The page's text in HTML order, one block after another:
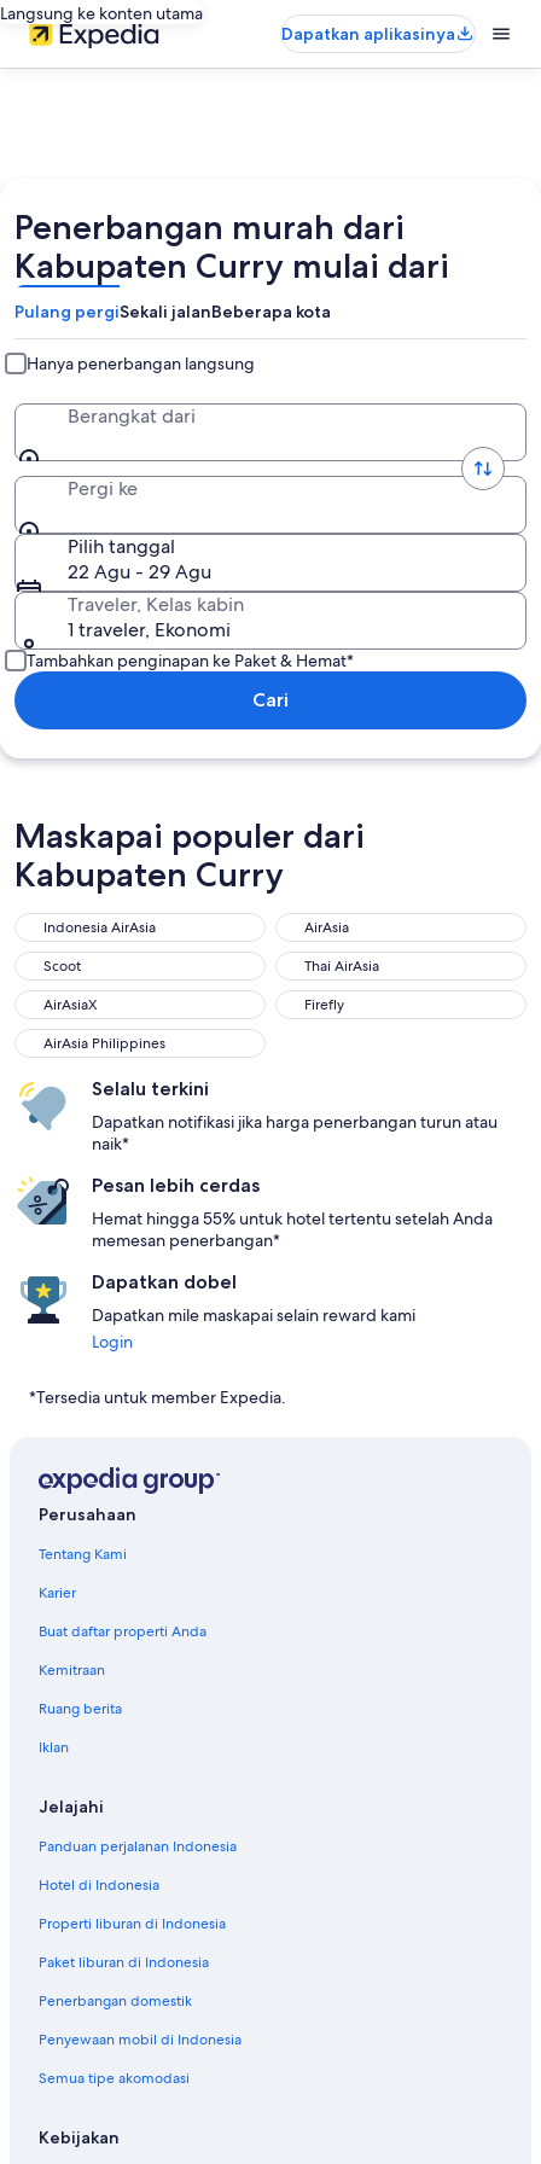
Langsung ke konten utama
Dapatkan aplikasinya
Penerbangan murah dari
Kabupaten Curry mulai dari
Pulang pergiSekali jalanBeberapa kota
Hanya penerbangan langsung
Berangkat dari
Pergi ke
Pilih tanggal
22 Agu - 29 Agu
Traveler, Kelas kabin
1 traveler, Ekonomi
Tambahkan penginapan ke Paket & Hemat*
Cari
Maskapai populer dari
Kabupaten Curry
Indonesia AirAsia
AirAsia
Scoot
Thai AirAsia
AirAsiaX
Firefly
AirAsia Philippines
Selalu terkini
Dapatkan notifikasi jika harga penerbangan turun atau
naik*
Pesan lebih cerdas
Hemat hingga 55% untuk hotel tertentu setelah Anda
memesan penerbangan*
Dapatkan dobel
Dapatkan mile maskapai selain reward kami
Login
*Tersedia untuk member Expedia.
Perusahaan
Tentang Kami
Karier
Buat daftar properti Anda
Kemitraan
Ruang berita
Iklan
Jelajahi
Panduan perjalanan Indonesia
Hotel di Indonesia
Properti liburan di Indonesia
Paket liburan di Indonesia
Penerbangan domestik
Penyewaan mobil di Indonesia
Semua tipe akomodasi
Kebijakan